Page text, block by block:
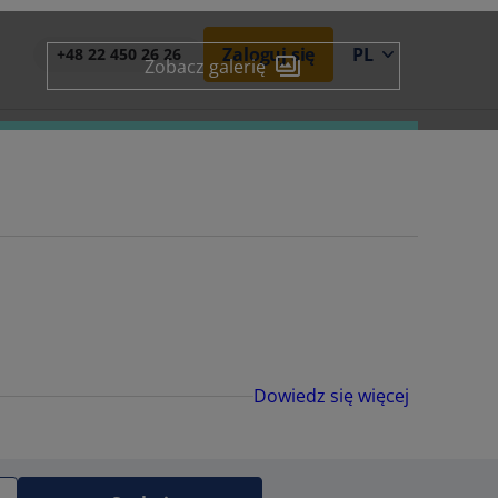
+48 22 450 26 26 Zaloguj się PL
Zobacz galerię
Dowiedz się więcej